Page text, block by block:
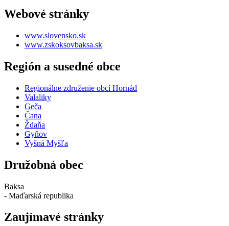
Webové stránky
www.slovensko.sk
www.zskoksovbaksa.sk
Región a susedné obce
Regionálne združenie obcí Hornád
Valaliky
Geča
Čana
Ždaňa
Gyňov
Vyšná Myšľa
Družobná obec
Baksa
- Maďarská republika
Zaujímavé stránky